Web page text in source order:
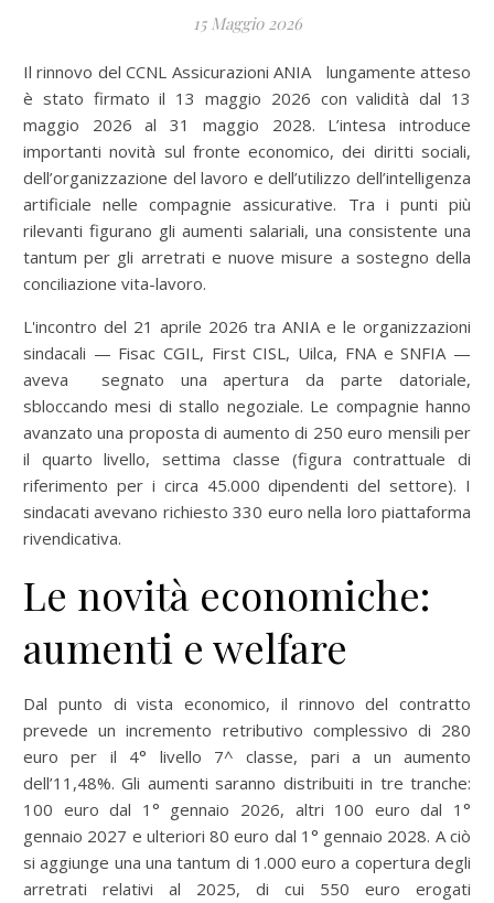
15 Maggio 2026
Il rinnovo del CCNL Assicurazioni ANIA lungamente atteso
è stato firmato il 13 maggio 2026 con validità dal 13
maggio 2026 al 31 maggio 2028. L’intesa introduce
importanti novità sul fronte economico, dei diritti sociali,
dell’organizzazione del lavoro e dell’utilizzo dell’intelligenza
artificiale nelle compagnie assicurative. Tra i punti più
rilevanti figurano gli aumenti salariali, una consistente una
tantum per gli arretrati e nuove misure a sostegno della
conciliazione vita-lavoro.
L'incontro del 21 aprile 2026 tra ANIA e le organizzazioni
sindacali — Fisac CGIL, First CISL, Uilca, FNA e SNFIA —
aveva segnato una apertura da parte datoriale,
sbloccando mesi di stallo negoziale. Le compagnie hanno
avanzato una proposta di aumento di 250 euro mensili per
il quarto livello, settima classe (figura contrattuale di
riferimento per i circa 45.000 dipendenti del settore). I
sindacati avevano richiesto 330 euro nella loro piattaforma
rivendicativa.
Le novità economiche:
aumenti e welfare
Dal punto di vista economico, il rinnovo del contratto
prevede un incremento retributivo complessivo di 280
euro per il 4° livello 7^ classe, pari a un aumento
dell’11,48%. Gli aumenti saranno distribuiti in tre tranche:
100 euro dal 1° gennaio 2026, altri 100 euro dal 1°
gennaio 2027 e ulteriori 80 euro dal 1° gennaio 2028. A ciò
si aggiunge una una tantum di 1.000 euro a copertura degli
arretrati relativi al 2025, di cui 550 euro erogati